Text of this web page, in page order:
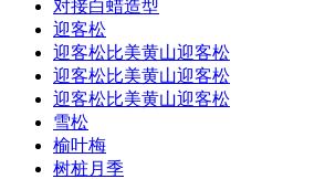
对接白蜡造型
迎客松
迎客松比美黄山迎客松
迎客松比美黄山迎客松
迎客松比美黄山迎客松
雪松
榆叶梅
树桩月季